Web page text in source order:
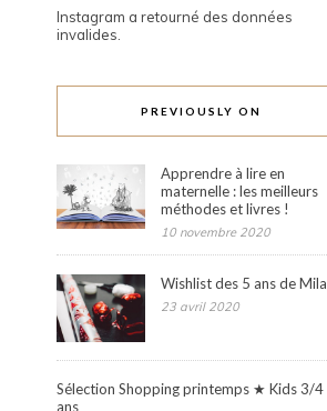
Instagram a retourné des données
invalides.
PREVIOUSLY ON
Apprendre à lire en
maternelle : les meilleurs
méthodes et livres !
10 novembre 2020
Wishlist des 5 ans de Mila
23 avril 2020
Sélection Shopping printemps ★ Kids 3/4
ans